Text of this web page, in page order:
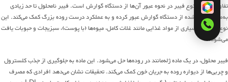
تفاوت این دو نوع فیبر در نحوه عبور آن‌ها از دستگاه گوارش است. فیبر نامحلول تا حد زیادی
به‌صورت حل‌نشده از دستگاه گوارش عبور کرده و به عملکرد درست روده بزرگ کمک می‌کند. این
نوع فیبر در بسیاری از مواد غذایی مانند غلات کامل، میوه‌ها (با پوست)، سبزیجات و حبوبات یافت
می‌شود.
فیبر محلول، در یک ماده ژله‌مانند در روده‌ها حل می‌شود. این ماده به جلوگیری از جذب کلسترول
و چربی‌ها از دیواره روده به جریان خون کمک می‌کند. تحقیقات نشان می‌دهد افرادی که مصرف